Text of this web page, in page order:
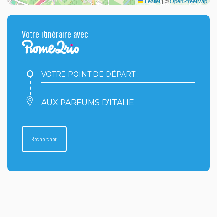
Votre itinéraire avec
Votre
point
:Votre
point
:
Rechercher